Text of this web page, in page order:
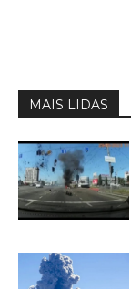
MAIS LIDAS